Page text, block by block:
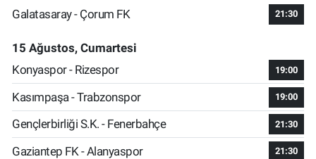
Galatasaray - Çorum FK
21:30
15 Ağustos, Cumartesi
Konyaspor - Rizespor
19:00
Kasımpaşa - Trabzonspor 19:00
Gençlerbirliği S.K. - Fenerbahçe 21:30
Gaziantep FK - Alanyaspor 21:30